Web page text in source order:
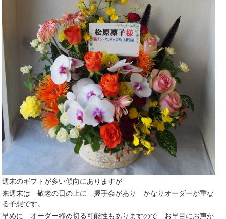
週末のギフトが多い傾向にありますが
来週末は 敬老の日の上に 握手会があり かなりオーダーが重な
る予想です。
早めに オーダー締め切る可能性もありますので お早目にお声か